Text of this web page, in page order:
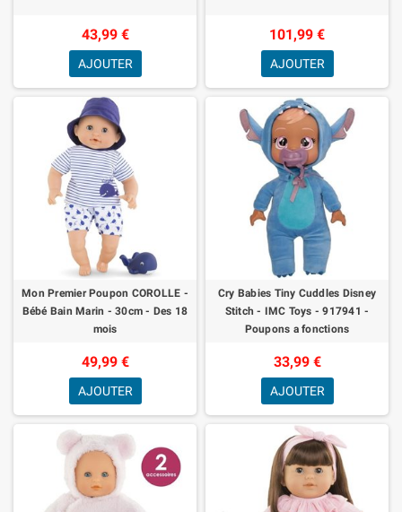
43,99 €
AJOUTER
101,99 €
AJOUTER
Mon Premier Poupon COROLLE -
Bébé Bain Marin - 30cm - Des 18
mois
49,99 €
AJOUTER
Cry Babies Tiny Cuddles Disney
Stitch - IMC Toys - 917941 -
Poupons a fonctions
33,99 €
AJOUTER